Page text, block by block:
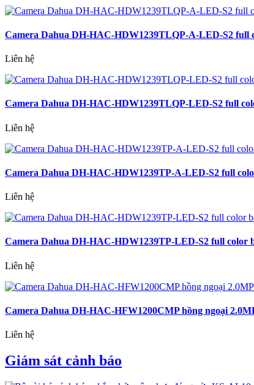
Camera Dahua DH-HAC-HDW1239TLQP-A-LED-S2 full
Liên hệ
Camera Dahua DH-HAC-HDW1239TLQP-LED-S2 full
Liên hệ
Camera Dahua DH-HAC-HDW1239TP-A-LED-S2 full
Liên hệ
Camera Dahua DH-HAC-HDW1239TP-LED-S2 full color
Liên hệ
Camera Dahua DH-HAC-HFW1200CMP hồng ngoại
Liên hệ
Giám sát cảnh báo